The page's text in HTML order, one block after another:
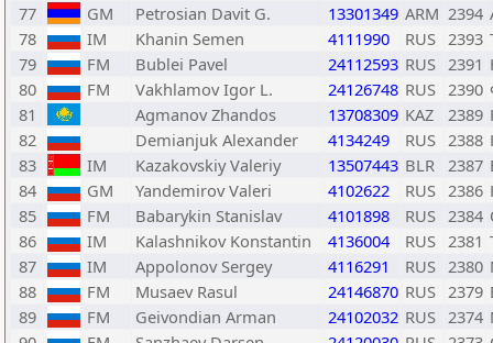
77
GM Petrosian Davit G. 13301349 ARM 2394
78
IM Khanin Semen 4111990 RUS 2393
79
FM Bublei Pavel 24112593 RUS 2391
80
FM Vakhlamov Igor L. 24126748 RUS 2390
81
Agmanov Zhandos 13708309 KAZ 2389
82
Demianjuk Alexander 4134249 RUS 2388
83
IM Kazakovskiy Valeriy 13507443 BLR 2387
84
GM Yandemirov Valeri 4102622 RUS 2386
85
FM Babarykin Stanislav 4101898 RUS 2384
86
IM Kalashnikov Konstantin 4136004 RUS 2381
87
IM Appolonov Sergey 4116291 RUS 2380
88
FM Musaev Rasul 24146870 RUS 2379
89
FM Geivondian Arman 24102032 RUS 2374